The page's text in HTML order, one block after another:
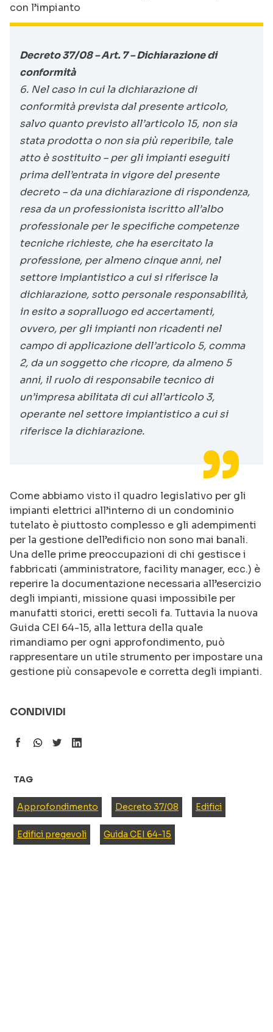
con l’impianto
Decreto 37/08 – Art. 7 – Dichiarazione di
conformità
6. Nel caso in cui la dichiarazione di
conformità prevista dal presente articolo,
salvo quanto previsto all’articolo 15, non sia
stata prodotta o non sia più reperibile, tale
atto è sostituito – per gli impianti eseguiti
prima dell’entrata in vigore del presente
decreto – da una dichiarazione di rispondenza,
resa da un professionista iscritto all’albo
professionale per le specifiche competenze
tecniche richieste, che ha esercitato la
professione, per almeno cinque anni, nel
settore impiantistico a cui si riferisce la
dichiarazione, sotto personale responsabilità,
in esito a sopralluogo ed accertamenti,
ovvero, per gli impianti non ricadenti nel
campo di applicazione dell’articolo 5, comma
2, da un soggetto che ricopre, da almeno 5
anni, il ruolo di responsabile tecnico di
un’impresa abilitata di cui all’articolo 3,
operante nel settore impiantistico a cui si
riferisce la dichiarazione.
Come abbiamo visto il quadro legislativo per gli
impianti elettrici all’interno di un condominio
tutelato è piuttosto complesso e gli adempimenti
per la gestione dell’edificio non sono mai banali.
Una delle prime preoccupazioni di chi gestisce i
fabbricati (amministratore, facility manager, ecc.) è
reperire la documentazione necessaria all’esercizio
degli impianti, missione quasi impossibile per
manufatti storici, eretti secoli fa. Tuttavia la nuova
Guida CEI 64-15, alla lettura della quale
rimandiamo per ogni approfondimento, può
rappresentare un utile strumento per impostare una
gestione più consapevole e corretta degli impianti.
CONDIVIDI
TAG
Approfondimento Decreto 37/08 Edifici
Edifici pregevoli Guida CEI 64-15